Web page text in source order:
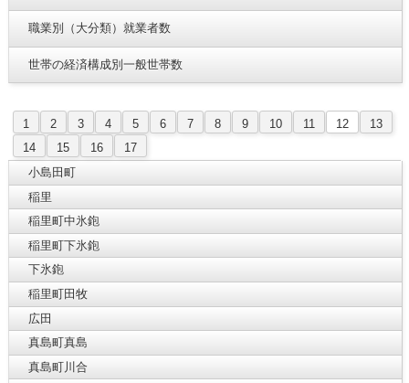
職業別（大分類）就業者数
世帯の経済構成別一般世帯数
1 2 3 4 5 6 7 8 9 10 11 12
13
14
15 16
17
小島田町
稲里
稲里町中氷鉋
稲里町下氷鉋
下氷鉋
稲里町田牧
広田
真島町真島
真島町川合